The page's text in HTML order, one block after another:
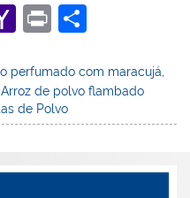
Y
h
o
o
Pr
t
ar
e
perfumado com maracujá,
de polvo flambado
de Polvo